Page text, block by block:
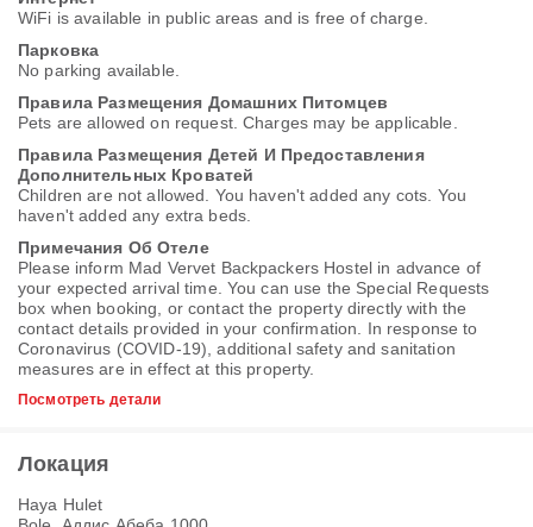
WiFi is available in public areas and is free of charge.
Парковка
No parking available.
Правила Размещения Домашних Питомцев
Pets are allowed on request. Charges may be applicable.
Правила Размещения Детей И Предоставления
Дополнительных Кроватей
Children are not allowed. You haven't added any cots. You
haven't added any extra beds.
Примечания Об Отеле
Please inform Mad Vervet Backpackers Hostel in advance of
your expected arrival time. You can use the Special Requests
box when booking, or contact the property directly with the
contact details provided in your confirmation. In response to
Coronavirus (COVID-19), additional safety and sanitation
measures are in effect at this property.
Посмотреть детали
Локация
Haya Hulet